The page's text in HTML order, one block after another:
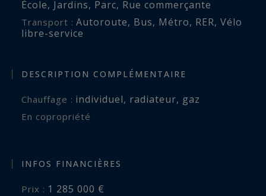
École, Jardins, Parc, Rue commerçante
Transport : Autoroute, Bus, Métro, RER, Vélo
libre-service
DESCRIPTION COMPLÉMENTAIRE
Chauffage : individuel, radiateur, gaz
En copropriété
INFOS FINANCIÈRES
Prix : 1 285 000 €